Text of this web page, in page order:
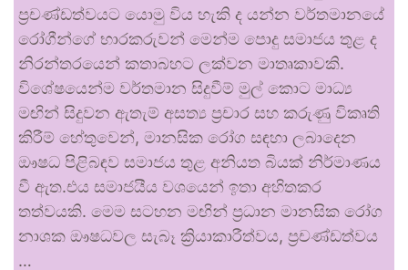
ප්‍රචණ්ඩත්වයට යොමු විය හැකි ද යන්න වර්තමානයේ
රෝගීන්ගේ භාරකරුවන් මෙන්ම පොදු සමාජය තුළ ද
නිරන්තරයෙන් කතාබහට ලක්වන මාතෘකාවකි.
විශේෂයෙන්ම වර්තමාන සිදුවීම් මුල් කොට මාධ්‍ය
මඟින් සිදුවන ඇතැම් අසත්‍ය ප්‍රචාර සහ කරුණු විකෘති
කිරීම් හේතුවෙන්, මානසික රෝග සඳහා ලබාදෙන
ඖෂධ පිළිබඳව සමාජය තුළ අනියත බියක් නිර්මාණය
වී ඇත.එය සමාජයීය වශයෙන් ඉතා අහිතකර
තත්වයකි. මෙම සටහන මඟින් ප්‍රධාන මානසික රෝග
නාශක ඖෂධවල සැබෑ ක්‍රියාකාරීත්වය, ප්‍රචණ්ඩත්වය
…